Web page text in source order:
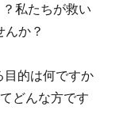
私たちが救い
か？
的は何ですか
どんな方です